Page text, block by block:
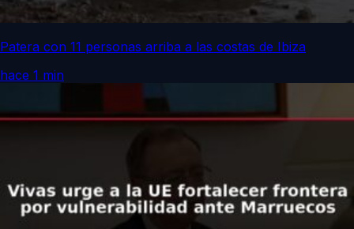
Patera con 11 personas arriba a las costas de Ibiza
hace 1 min